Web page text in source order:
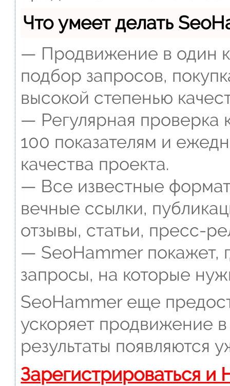
Что умеет делать
— Продвижение в один
подбор запросов,
высокой степенью
— Регулярная проверка
100 показателям и
качества проекта.
— Все известные
вечные ссылки,
отзывы, статьи, пресс-
— SeoHammer покажет,
запросы, на которые
SeoHammer еще
ускоряет продвижение
результаты появляются
Зарегистрироваться и